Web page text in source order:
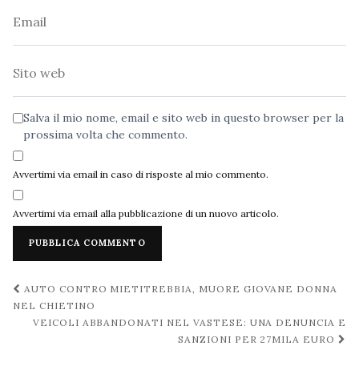
Salva il mio nome, email e sito web in questo browser per la
prossima volta che commento.
Avvertimi via email in caso di risposte al mio commento.
Avvertimi via email alla pubblicazione di un nuovo articolo.
Navigazione
post
AUTO CONTRO MIETITREBBIA, MUORE GIOVANE DONNA
NEL CHIETINO
VEICOLI ABBANDONATI NEL VASTESE: UNA DENUNCIA E
SANZIONI PER 27MILA EURO